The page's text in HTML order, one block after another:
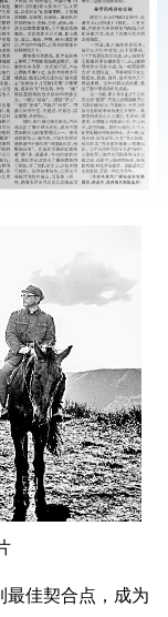
佳契合点，成为